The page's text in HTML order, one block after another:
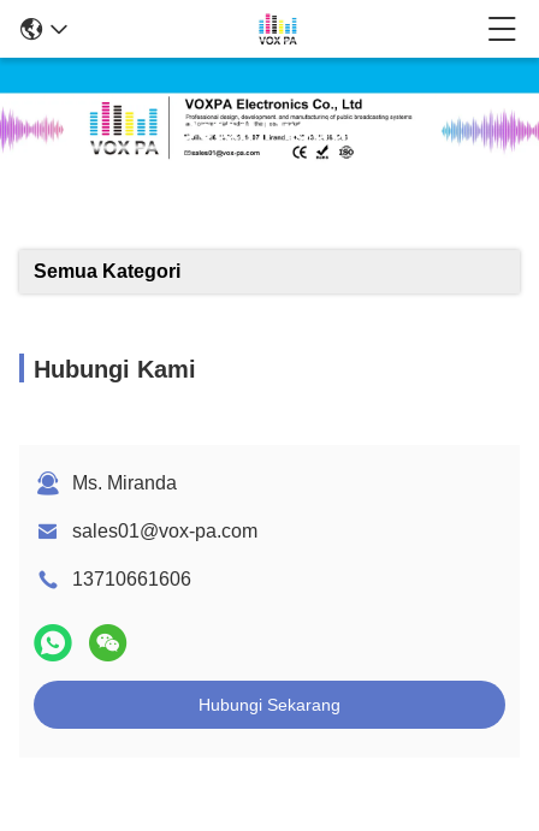
Detail Produk
Semua Kategori
Hubungi Kami
Ms. Miranda
sales01@vox-pa.com
13710661606
Hubungi Sekarang